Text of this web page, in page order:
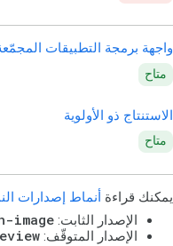
واجهة برمجة التطبيقات
متاح
الاستنتاج ذو الأولوية
متاح
يمكنك قراءة أنماط إصدارات
الإصدار الثابت: image
الإصدار المتوقّف: